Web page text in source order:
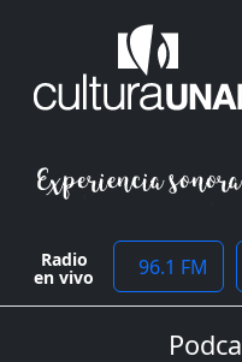
Radio
en vivo 96.1 FM